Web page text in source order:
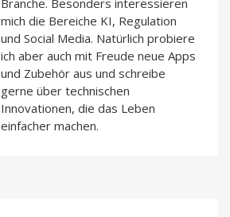
mich die Bereiche KI, Regulation
und Social Media. Natürlich probiere
ich aber auch mit Freude neue Apps
und Zubehör aus und schreibe
gerne über technischen
Innovationen, die das Leben
einfacher machen.